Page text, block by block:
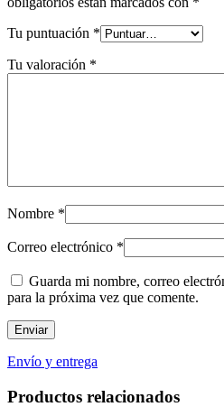
Tu puntuación *
Tu valoración *
Nombre *
Correo electrónico *
Guarda mi nombre, correo
para la próxima vez que comente.
Envío y entrega
Productos relacionados